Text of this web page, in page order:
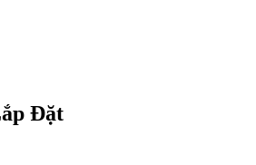
Đặt